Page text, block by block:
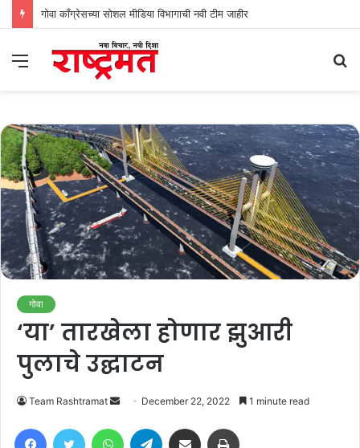
गोवा काँग्रेसच्या सोशल मीडिया विभागाची नवी टीम जाहीर
Menu
गोवा
‘या’ तारखेला होणार झुआरी
पुलाचे उद्घाटन
Team Rashtramat
Send
email
December 22, 2022 1 minute read
FacebookTwitter WhatsAppTelegram Share via Email